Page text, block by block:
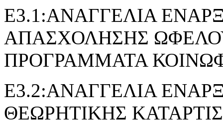
E3.1:ΑΝΑΓΓΕΛΙΑ
ΑΠΑΣΧΟΛΗΣΗΣ
ΠΡΟΓΡΑΜΜΑΤΑ
Ε3.2:ΑΝΑΓΓΕΛΙΑ
ΘΕΩΡΗΤΙΚΗΣ